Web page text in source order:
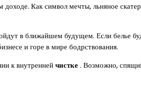
доходе. Как символ мечты, льняное
в ближайшем будущем. Если белье
и горе в мире бодрствования.
к внутреннейчистке. Возможно,